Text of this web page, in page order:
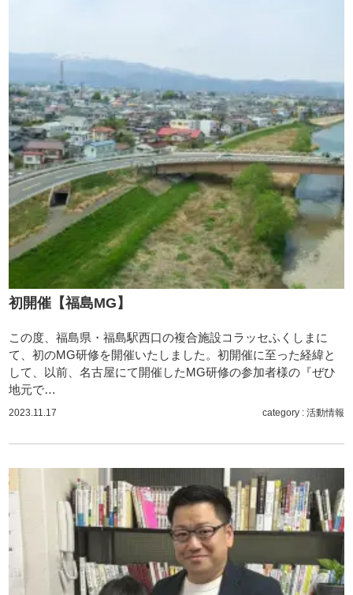
初開催【福島MG】
この度、福島県・福島駅西口の複合施設コラッセふくしまに
て、初のMG研修を開催いたしました。初開催に至った経緯と
して、以前、名古屋にて開催したMG研修の参加者様の『ぜひ
地元で…
2023.11.17 category : 活動情報